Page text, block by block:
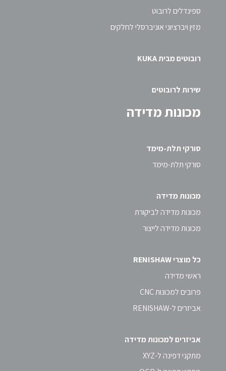
ספינדלים לרובוט
מזין ויברציוני אוניברסלי לחלקים
רובוטים מבית KUKA
שירות לרובוטים
מכונות מדידה
סורקי תלת-מימד
סורקי תלת-מימד
מכונות מדידה
מכונות מדידה לביקורת
מכונות מדידה לייצור
כל מוצרי RENISHAW
ראשי מדידה
פרובים למכונות CNC
אביזרים ל-RENISHAW
אביזרים למכונות מדידה
מתקני דפינה ל-XYZ